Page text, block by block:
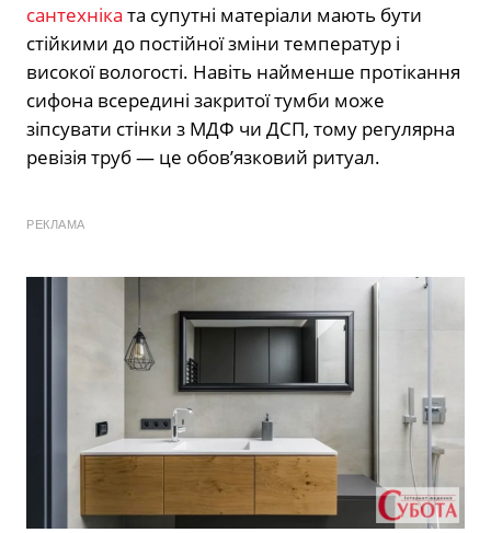
сантехніка та супутні матеріали мають бути
стійкими до постійної зміни температур і
високої вологості. Навіть найменше протікання
сифона всередині закритої тумби може
зіпсувати стінки з МДФ чи ДСП, тому регулярна
ревізія труб — це обов’язковий ритуал.
РЕКЛАМА